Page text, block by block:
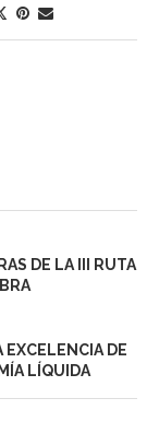
DE LA III RUTA
EXCELENCIA DE
LÍQUIDA